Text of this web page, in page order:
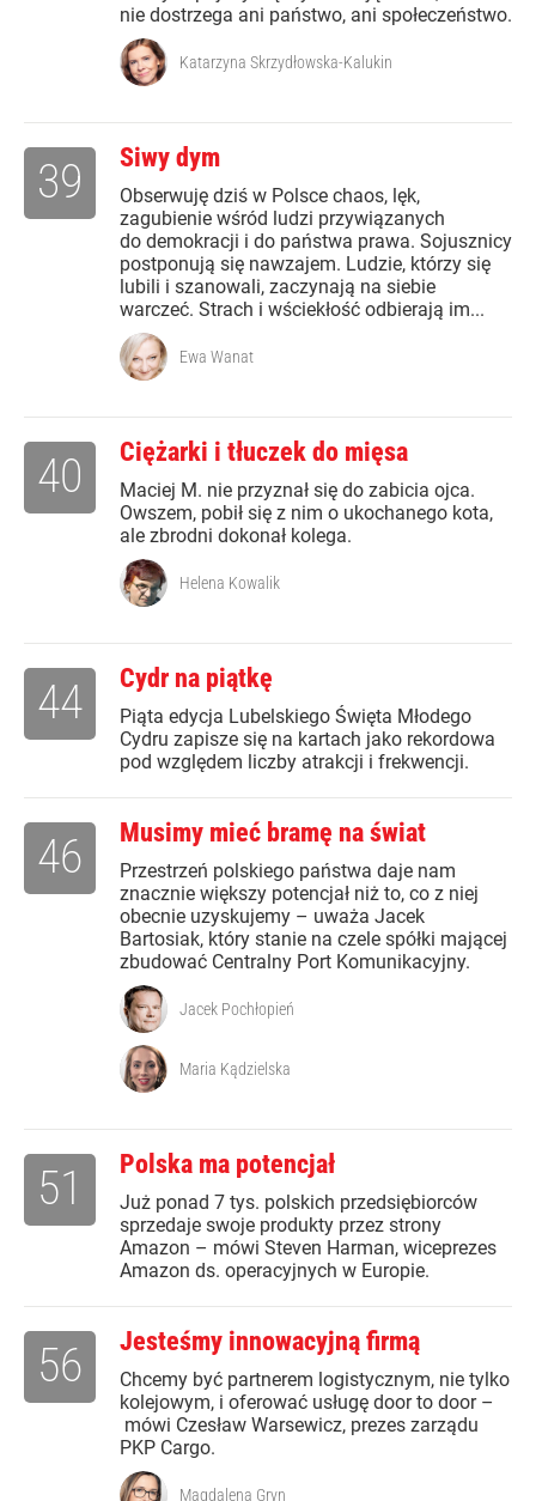
nie dostrzega ani państwo, ani społeczeństwo.
Katarzyna Skrzydłowska-Kalukin
Siwy dym
Obserwuję dziś w Polsce chaos, lęk,
zagubienie wśród ludzi przywiązanych
do demokracji i do państwa prawa. Sojusznicy
postponują się nawzajem. Ludzie, którzy się
lubili i szanowali, zaczynają na siebie
warczeć. Strach i wściekłość odbierają im...
39
Ewa Wanat
Ciężarki i tłuczek do mięsa
Maciej M. nie przyznał się do zabicia ojca.
Owszem, pobił się z nim o ukochanego kota,
ale zbrodni dokonał kolega.
40
Helena Kowalik
Cydr na piątkę
Piąta edycja Lubelskiego Święta Młodego
Cydru zapisze się na kartach jako rekordowa
pod względem liczby atrakcji i frekwencji.
44
Musimy mieć bramę na świat
Przestrzeń polskiego państwa daje nam
znacznie większy potencjał niż to, co z niej
obecnie uzyskujemy – uważa Jacek
Bartosiak, który stanie na czele spółki mającej
zbudować Centralny Port Komunikacyjny.
46
Jacek Pochłopień
Maria Kądzielska
Polska ma potencjał
Już ponad 7 tys. polskich przedsiębiorców
sprzedaje swoje produkty przez strony
Amazon – mówi Steven Harman, wiceprezes
Amazon ds. operacyjnych w Europie.
51
Jesteśmy innowacyjną firmą
Chcemy być partnerem logistycznym, nie tylko
kolejowym, i oferować usługę door to door –
mówi Czesław Warsewicz, prezes zarządu
PKP Cargo.
56
Magdalena Gryn